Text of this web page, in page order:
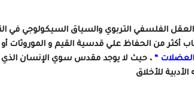
العقل الفلسفي التربوي والسياق السيكولوجي في
أكثر من الحفاظ علي قدسية القيم و الموروثات أو
“ ، حيث لا يوجد مقدس سوي الإنسان الذي
للأخلاق